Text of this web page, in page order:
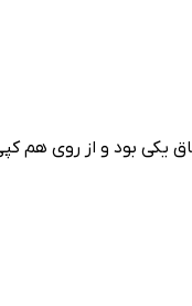
یکی بود و از روی هم